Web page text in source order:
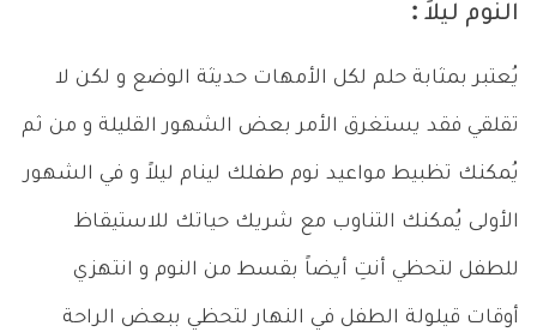
النوم ليلاً :
يُعتبر بمثابة حلم لكل الأمهات حديثة الوضع و لكن لا
تقلقي فقد يستغرق الأمر بعض الشهور القليلة و من ثم
يُمكنك تظبيط مواعيد نوم طفلك لينام ليلاً و في الشهور
الأولى يُمكنك التناوب مع شريك حياتك للاستيقاظ
للطفل لتحظي أنتِ أيضاً بقسط من النوم و انتهزي
أوقات قيلولة الطفل في النهار لتحظي ببعض الراحة